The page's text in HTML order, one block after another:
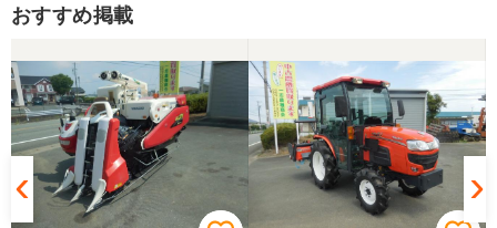
この度はお世話になりました。また、機会があれば
よろしくお願いします。
三重県／ユウスケ
購入から引き取りまでスムーズでした。ありがとう
ございました。
おすすめ掲載